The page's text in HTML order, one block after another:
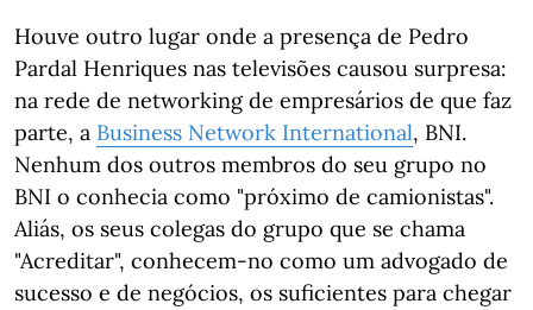
Houve outro lugar onde a presença de Pedro
Pardal Henriques nas televisões causou surpresa:
na rede de networking de empresários de que faz
parte, a Business Network International, BNI.
Nenhum dos outros membros do seu grupo no
BNI o conhecia como "próximo de camionistas".
Aliás, os seus colegas do grupo que se chama
"Acreditar", conhecem-no como um advogado de
sucesso e de negócios, os suficientes para chegar